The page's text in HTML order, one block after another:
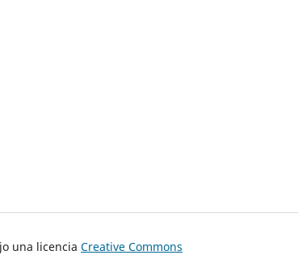
una licencia Creative Commons